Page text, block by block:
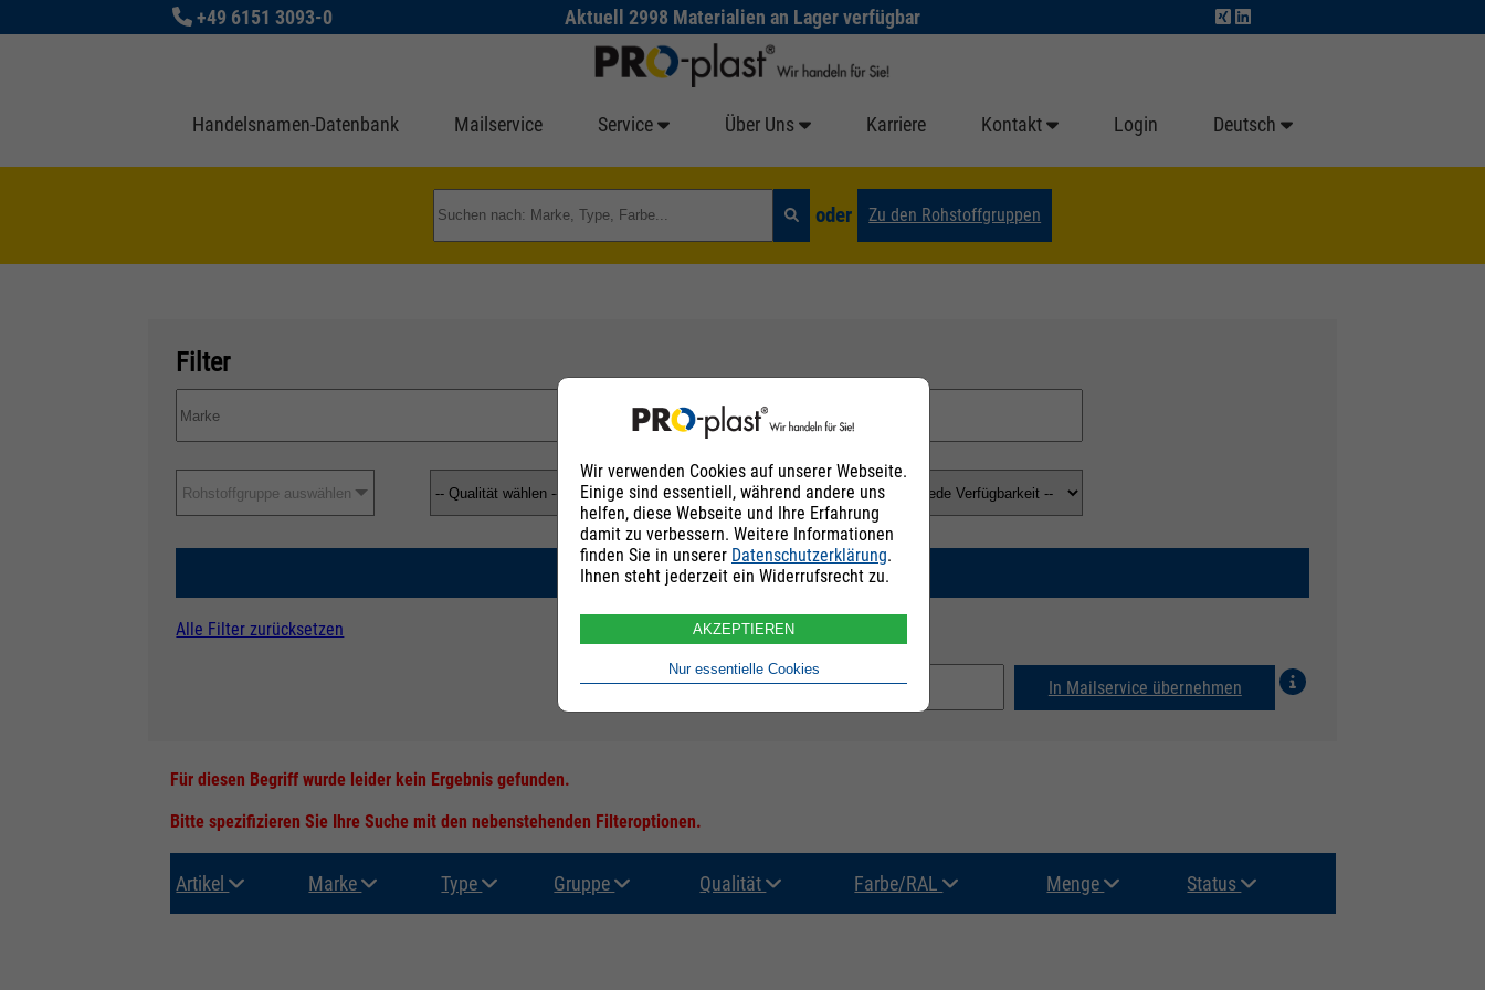
+49 6151 3093-0 Aktuell 2998 Materialien an Lager verfügbar
Handelsnamen-Datenbank Mailservice Service Über Uns Karriere Kontakt Login Deutsch
oder Zu den Rohstoffgruppen
Filter
Rohstoffgruppe auswählen
SUCHEN
Alle Filter zurücksetzen
In Mailservice übernehmen
Für diesen Begriff wurde leider kein Ergebnis gefunden.
Bitte spezifizieren Sie Ihre Suche mit den nebenstehenden Filteroptionen.
Artikel Marke Type Gruppe Qualität Farbe/RAL Menge Status
Wir verwenden Cookies auf unserer Webseite.
Einige sind essentiell, während andere uns
helfen, diese Webseite und Ihre Erfahrung
damit zu verbessern. Weitere Informationen
finden Sie in unserer Datenschutzerklärung.
Ihnen steht jederzeit ein Widerrufsrecht zu.
AKZEPTIEREN
Nur essentielle Cookies